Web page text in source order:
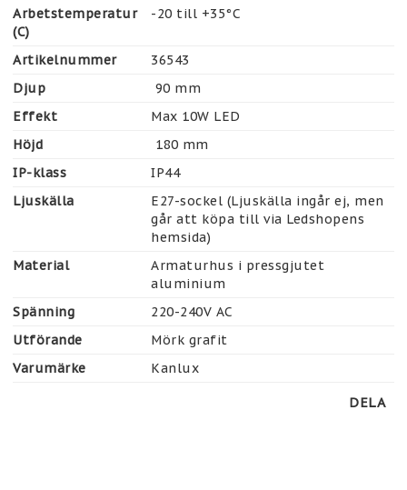
Arbetstemperatur
(C)
-20 till +35°C
Artikelnummer
36543
Djup
90 mm
Effekt
Max 10W LED
Höjd
180 mm
IP-klass
IP44
Ljuskälla
E27-sockel (Ljuskälla ingår ej, men
går att köpa till via Ledshopens
hemsida)
Material
Armaturhus i pressgjutet
aluminium
Spänning
220-240V AC
Utförande
Mörk grafit
Varumärke
Kanlux
DELA